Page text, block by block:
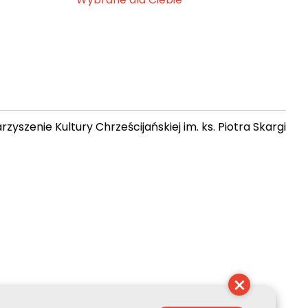
Kultury Chrześcijańskiej im. ks. Piotra Skargi
×